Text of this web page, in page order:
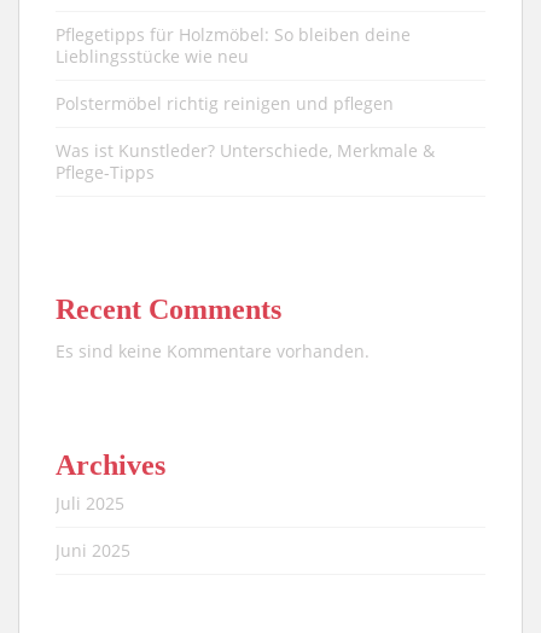
Pflegetipps für Holzmöbel: So bleiben deine
Lieblingsstücke wie neu​
Polstermöbel richtig reinigen und pflegen
Was ist Kunstleder? Unterschiede, Merkmale &
Pflege-Tipps
Recent Comments
Es sind keine Kommentare vorhanden.
Archives
Juli 2025
Juni 2025